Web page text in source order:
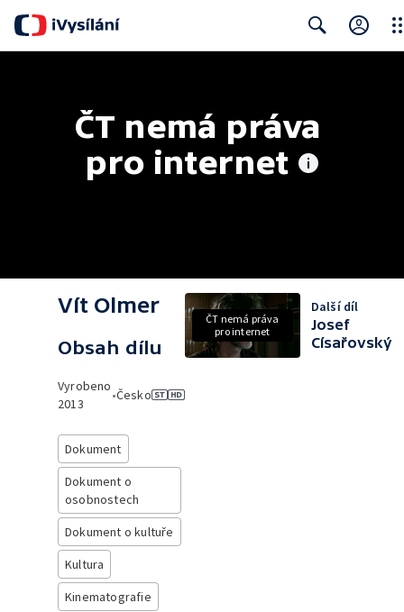
ČT nemá práva
pro internet
Vít Olmer
Obsah dílu
Vyrobeno
2013
•Česko
Dokument
Dokument o
osobnostech
Dokument o kultuře
Kultura
Kinematografie
ČT nemá práva
pro internet
Další díl
Josef
Císařovský